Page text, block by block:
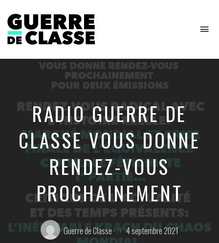
de
RADIO GUERRE DE
CLASSE VOUS DONNE
RENDEZ-VOUS
PROCHAINEMENT
Posté
par:
Guerre de Classe
Posted
on
4 septembre 2021